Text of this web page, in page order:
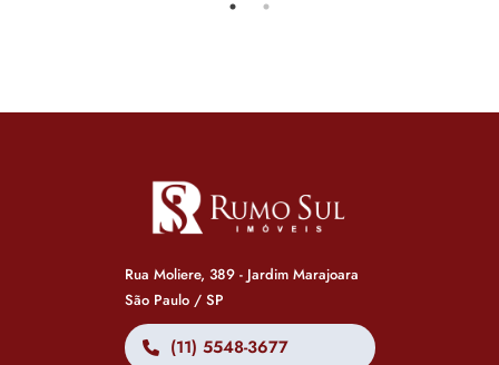
Rua Moliere, 389 - Jardim Marajoara
São Paulo / SP
(11) 5548-3677